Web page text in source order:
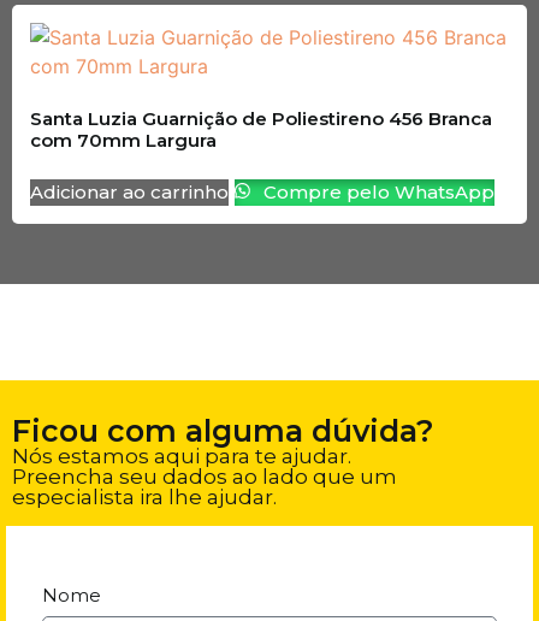
Santa Luzia Guarnição de Poliestireno 456 Branca
com 70mm Largura
Adicionar ao carrinho Compre pelo WhatsApp
Ficou com alguma dúvida?
Nós estamos aqui para te ajudar.
Preencha seu dados ao lado que um
especialista ira lhe ajudar.
Nome